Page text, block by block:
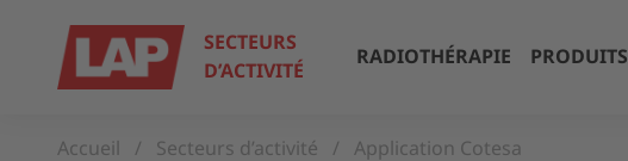
SECTEURS
D’ACTIVITÉ
RADIOTHÉRAPIE PRODUITS
Accueil Secteurs d’activité Application Cotesa